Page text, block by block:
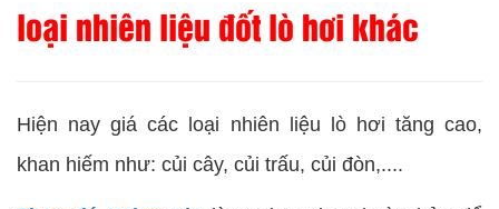
loại nhiên liệu đốt lò hơi khác
Hiện nay giá các loại nhiên liệu lò hơi tăng cao,
khan hiếm như: củi cây, củi trấu, củi đòn,....